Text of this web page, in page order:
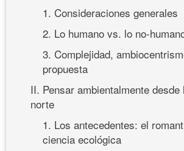
1. Consideraciones generales
2. Lo humano vs. lo no-
3. Complejidad,
propuesta
II. Pensar ambientalmente
norte
1. Los antecedentes: el
ciencia ecológica